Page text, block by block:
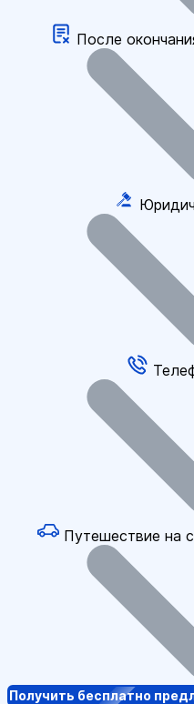
После
Путешествие на
Получить бесплатно